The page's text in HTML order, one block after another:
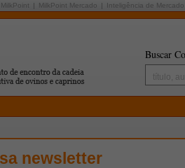
MilkPoint MilkPoint Mercado Inteligência de Mercado
Buscar
newsletter